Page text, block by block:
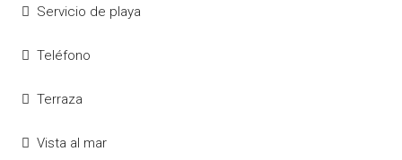
Servicio de playa
Teléfono
Terraza
Vista al mar